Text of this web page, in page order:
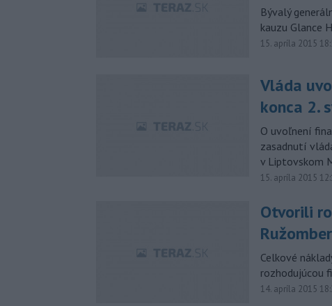
Bývalý
kauzu Glance
15. apríla 2015
Vláda
konca 2.
O uvoľnení
zasadnutí
v Liptovskom
15. apríla 2015
Otvorili
Celkové
rozhodujúcou
14. apríla 2015